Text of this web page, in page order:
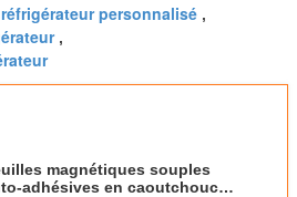
personnalisé ,
,
magnétiques souples
adhésives en caoutchouc